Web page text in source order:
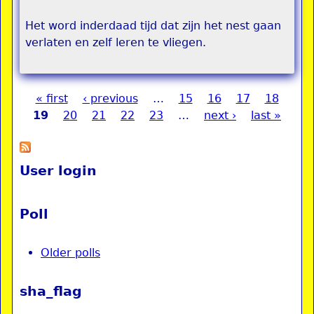
Het word inderdaad tijd dat zijn het nest gaan
verlaten en zelf leren te vliegen.
Pages
« first ‹ previous … 15 16 17
18
19
20 21 22 23 … next › last »
User login
Poll
Older polls
sha_flag